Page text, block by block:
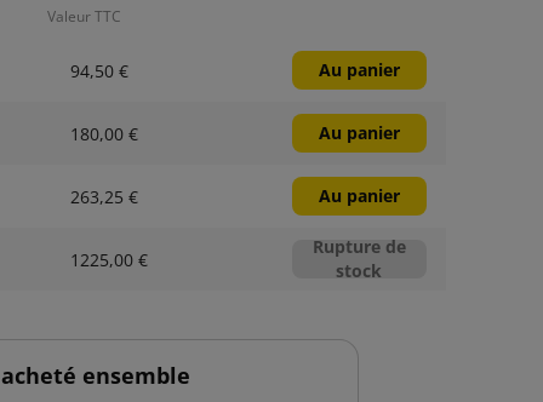
Valeur TTC
94,50 € Au panier
180,00 € Au panier
263,25 € Au panier
1225,00 €
Rupture de
stock
ensemble